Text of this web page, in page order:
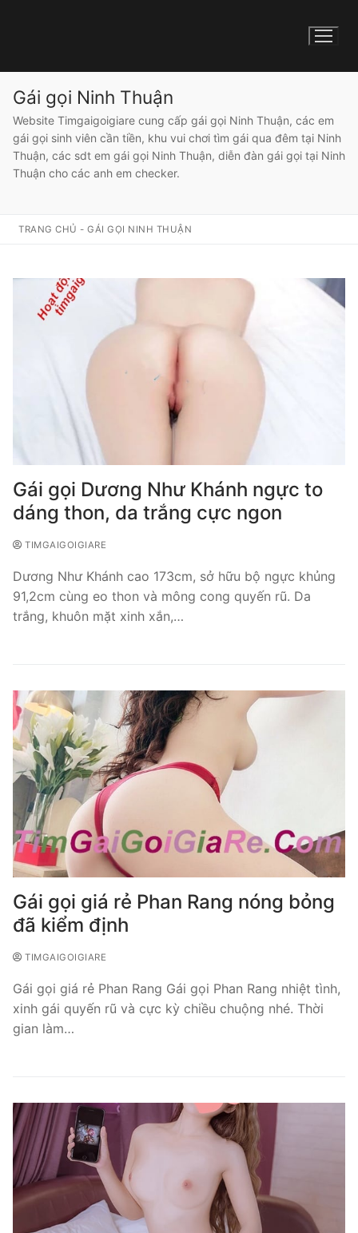
Gái gọi Ninh Thuận
Website Timgaigoigiare cung cấp gái gọi Ninh Thuận, các em
gái gọi sinh viên cần tiền, khu vui chơi tìm gái qua đêm tại Ninh
Thuận, các sdt em gái gọi Ninh Thuận, diễn đàn gái gọi tại Ninh
Thuận cho các anh em checker.
TRANG CHỦ -GÁI GỌI NINH THUẬN
Gái gọi Dương Như Khánh ngực to
dáng thon, da trắng cực ngon
TIMGAIGOIGIARE
Dương Như Khánh cao 173cm, sở hữu bộ ngực khủng
91,2cm cùng eo thon và mông cong quyến rũ. Da
trắng, khuôn mặt xinh xắn,…
Gái gọi giá rẻ Phan Rang nóng bỏng
đã kiểm định
TIMGAIGOIGIARE
Gái gọi giá rẻ Phan Rang Gái gọi Phan Rang nhiệt tình,
xinh gái quyến rũ và cực kỳ chiều chuộng nhé. Thời
gian làm…